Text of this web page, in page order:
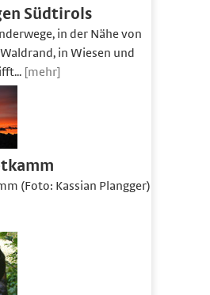
Südtirols
in der Nähe von
in Wiesen und
[mehr]
(Foto: Kassian Plangger)